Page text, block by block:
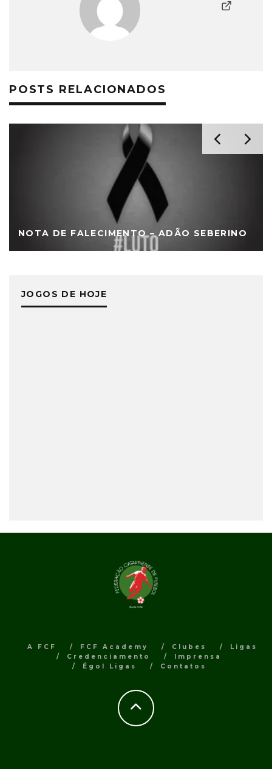
POSTS RELACIONADOS
NOTA DE FALECIMENTO – ADÃO SEBERINO
JOGOS DE HOJE
A FCF FCF Academy Clubes
Ligas
Credenciamento
Imprensa
Égol Ligas
Contatos